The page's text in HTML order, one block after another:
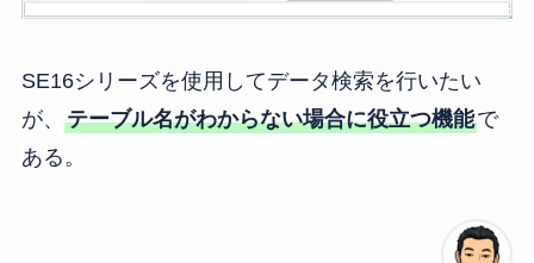
SE16シリーズを使用してデータ検索を行いたい
が、 テーブル名がわからない場合に役立つ機能で
ある。